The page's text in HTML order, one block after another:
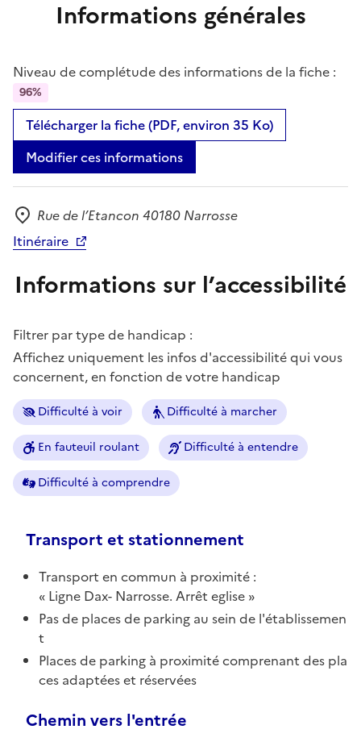
Informations générales
Niveau de complétude des informations de la fiche :
96%
Télécharger la fiche (PDF, environ 35 Ko)
Modifier ces informations
Adresse
Rue de l’Etancon 40180 Narrosse
Itinéraire
Informations sur l’accessibilité
Filtrer par type de handicap :
Affichez uniquement les infos d'accessibilité qui vous
concernent, en fonction de votre handicap
Difficulté à voir Difficulté à marcher
En fauteuil roulant Difficulté à entendre
Difficulté à comprendre
Transport et stationnement
Transport en commun à proximité :
Ligne Dax- Narrosse. Arrêt eglise
Pas de places de parking au sein de l'établissemen
t
Places de parking à proximité comprenant des pla
ces adaptées et réservées
Chemin vers l'entrée